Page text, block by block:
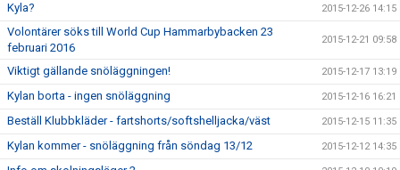
Kyla? 2015-12-26 14:15
Volontärer söks till World Cup Hammarbybacken 23
februari 2016
2015-12-21 09:58
Viktigt gällande snöläggningen! 2015-12-17 13:19
Kylan borta - ingen snöläggning 2015-12-16 16:21
Beställ Klubbkläder - fartshorts/softshelljacka/väst 2015-12-15 11:35
Kylan kommer - snöläggning från söndag 13/12 2015-12-12 14:35